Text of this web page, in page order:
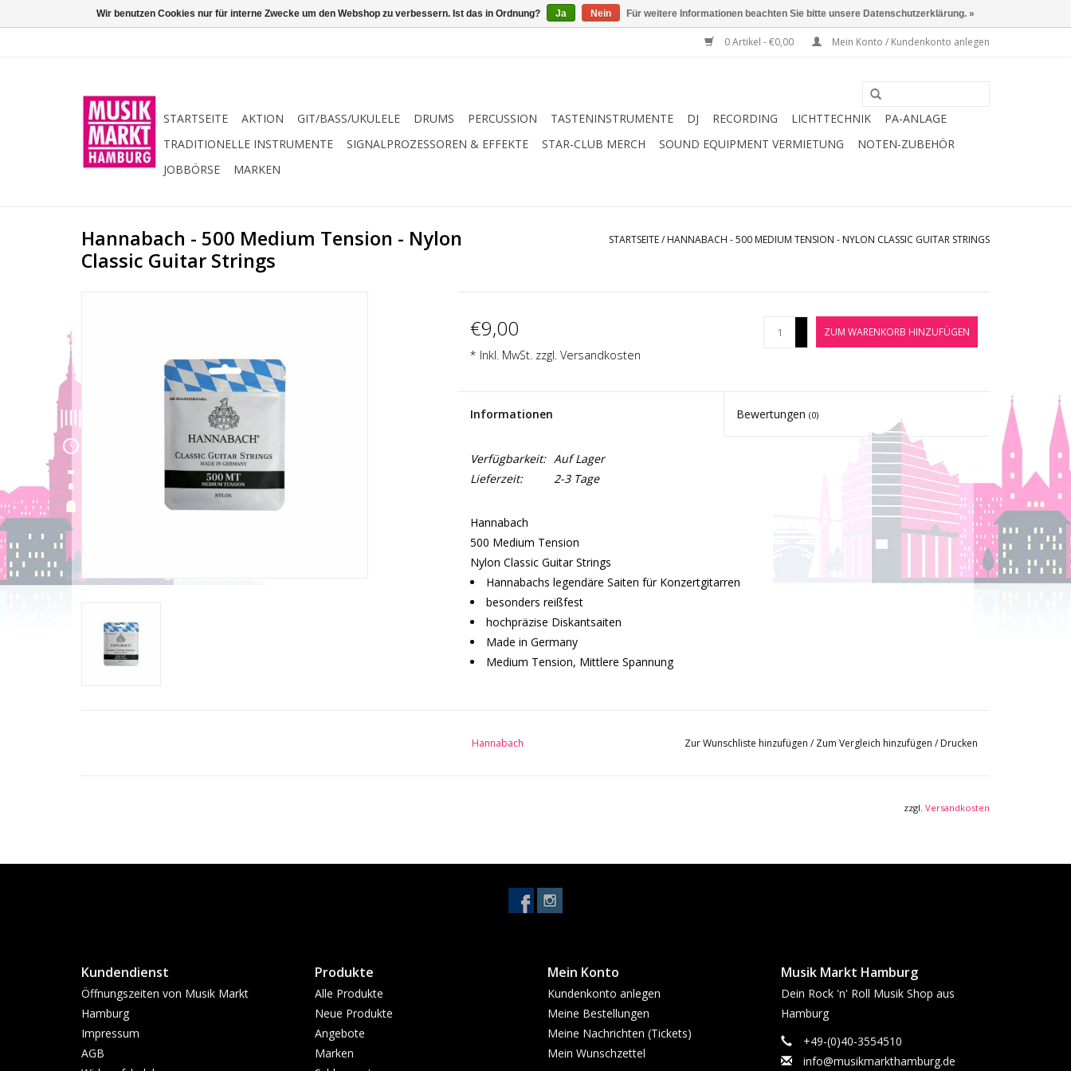
0 Artikel - €0,00 Mein Konto / Kundenkonto anlegen
STARTSEITE AKTION GIT/BASS/UKULELE DRUMS PERCUSSION TASTENINSTRUMENTE DJ RECORDING LICHTTECHNIK
PA-ANLAGE
TRADITIONELLE INSTRUMENTE
SIGNALPROZESSOREN & EFFEKTE STAR-CLUB MERCH SOUND EQUIPMENT VERMIETUNG
NOTEN-ZUBEHÖR
JOBBÖRSE
MARKEN
Hannabach - 500 Medium Tension - Nylon
Classic Guitar Strings
STARTSEITE/ HANNABACH - 500 MEDIUM TENSION - NYLON CLASSIC GUITAR STRINGS
€9,00
* Inkl. MwSt. zzgl. Versandkosten
ZUM WARENKORB HINZUFÜGEN
Informationen Bewertungen(0)
Verfügbarkeit: Auf Lager
Lieferzeit:
2-3 Tage
Hannabach
500 Medium Tension
Nylon Classic Guitar Strings
Hannabachs legendäre Saiten für Konzertgitarren
besonders reißfest
hochpräzise Diskantsaiten
Made in Germany
Medium Tension, Mittlere Spannung
Hannabach Zur Wunschliste hinzufügen / Zum Vergleich hinzufügen / Drucken
zzgl. Versandkosten
Kundendienst
Öffnungszeiten von Musik Markt
Hamburg
Impressum
AGB
Produkte
Alle Produkte
Neue Produkte
Angebote
Marken
Mein Konto
Kundenkonto anlegen
Meine Bestellungen
Meine Nachrichten (Tickets)
Mein Wunschzettel
Musik Markt Hamburg
Dein Rock 'n' Roll Musik Shop aus
Hamburg
+49-(0)40-3554510
info@musikmarkthamburg.de
Wir benutzen Cookies nur für interne Zwecke um den Webshop zu verbessern. Ist das in Ordnung? Ja Nein Für weitere Informationen beachten Sie bitte unsere Datenschutzerklärung. »